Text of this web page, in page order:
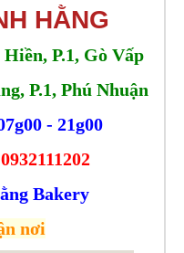
HẰNG
P.1, Gò Vấp
P.1, Phú Nhuận
- 21g00
Bakery
nơi